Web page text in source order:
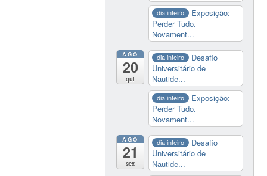
dia inteiro
Exposição:
Perder Tudo.
Novament...
AGO
20
qui
dia inteiro
Desafio
Universitário de
Nautide...
dia inteiro
Exposição:
Perder Tudo.
Novament...
AGO
21
sex
dia inteiro
Desafio
Universitário de
Nautide...